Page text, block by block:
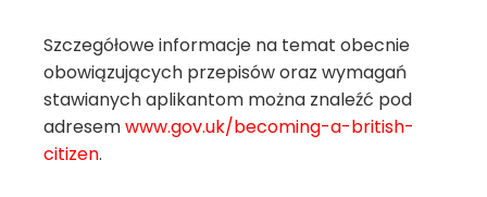
Szczegółowe informacje na temat obecnie
obowiązujących przepisów oraz wymagań
stawianych aplikantom można znaleźć pod
adresemwww.gov.uk/becoming-a-british-
citizen.